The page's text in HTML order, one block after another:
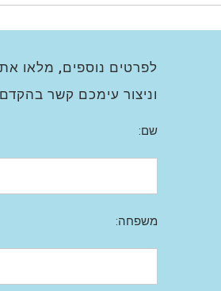
לפרטים נוספים, מלאו
וניצור עימכם קשר
שם:
משפחה: